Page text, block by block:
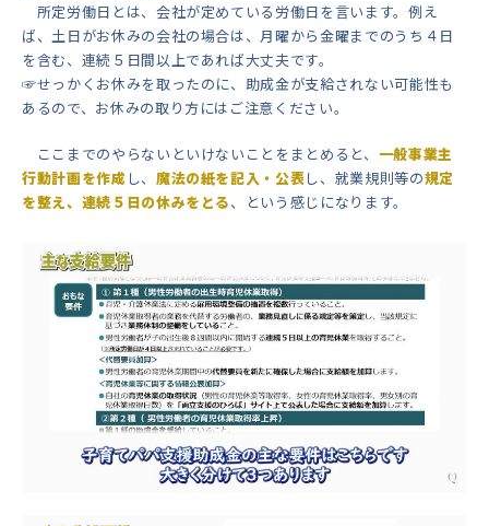
所定労働日とは、会社が定めている労働日を言います。例え
ば、土日がお休みの会社の場合は、月曜から金曜までのうち４日
を含む、連続５日間以上であれば大丈夫です。
☞せっかくお休みを取ったのに、助成金が支給されない可能性も
あるので、お休みの取り方にはご注意ください。
ここまでのやらないといけないことをまとめると、 一般事業主
行動計画を作成 し、 魔法の紙を記入・公表し、就業規則等の規定
を整え、連続５日の休みをとる、という感じになります。